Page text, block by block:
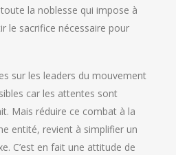
la noblesse qui impose à
le sacrifice nécessaire pour
sur les leaders du mouvement
car les attentes sont
Mais réduire ce combat à la
entité, revient à simplifier un
C’est en fait une attitude de